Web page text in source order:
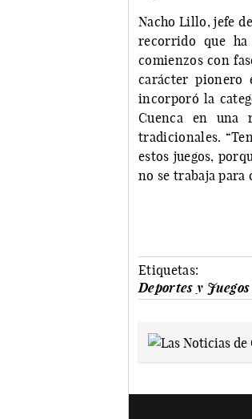
Nacho Lillo, jefe
recorrido que
comienzos con
carácter pionero
incorporó la
Cuenca en una
tradicionales.
estos juegos,
no se trabaja para
Etiquetas:
Deportes y